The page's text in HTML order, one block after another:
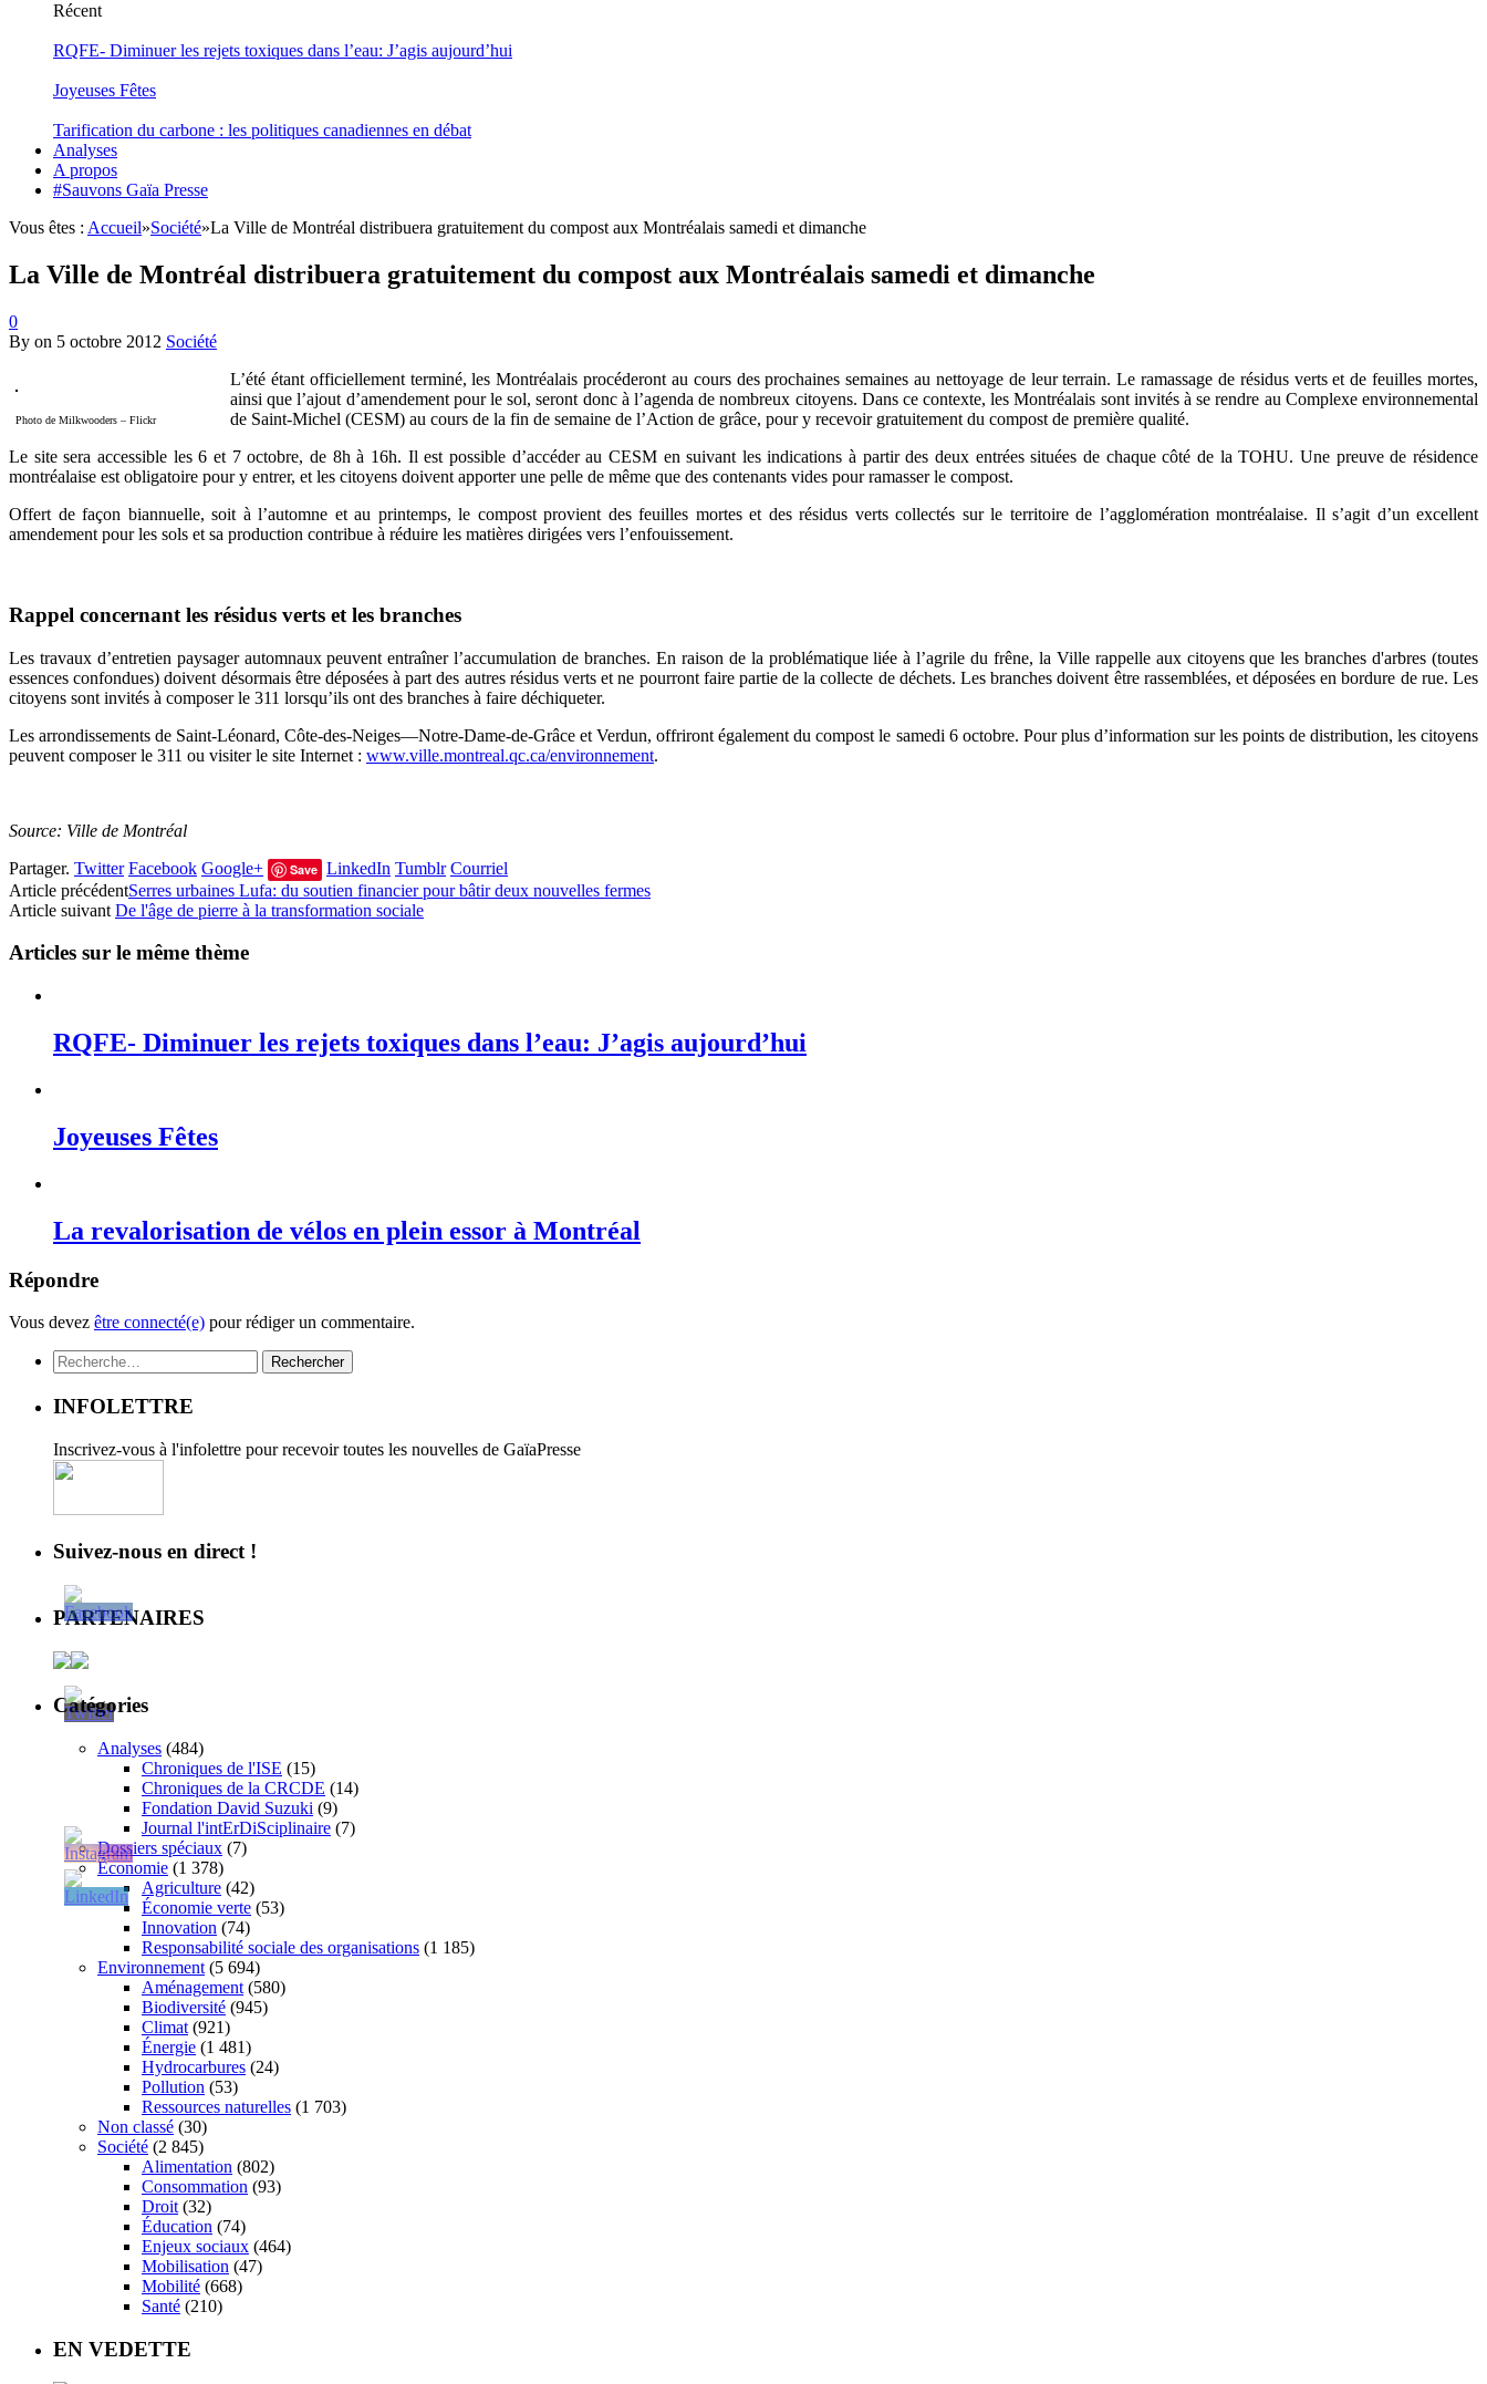
Récent
RQFE- Diminuer les rejets toxiques dans l’eau: J’agis aujourd’hui
Joyeuses Fêtes
Tarification du carbone : les politiques canadiennes en débat
Analyses
A propos
#Sauvons Gaïa Presse
Vous êtes : Accueil»Société»La Ville de Montréal distribuera gratuitement du compost aux Montréalais samedi et dimanche
La Ville de Montréal distribuera gratuitement du compost aux Montréalais samedi et dimanche
0
By on 5 octobre 2012 Société
Photo de Milkwooders – Flickr
L’été étant officiellement terminé, les Montréalais procéderont au cours des prochaines semaines au nettoyage de leur terrain. Le ramassage de résidus verts et de feuilles mortes,
ainsi que l’ajout d’amendement pour le sol, seront donc à l’agenda de nombreux citoyens. Dans ce contexte, les Montréalais sont invités à se rendre au Complexe environnemental
de Saint-Michel (CESM) au cours de la fin de semaine de l’Action de grâce, pour y recevoir gratuitement du compost de première qualité.
Le site sera accessible les 6 et 7 octobre, de 8h à 16h. Il est possible d’accéder au CESM en suivant les indications à partir des deux entrées situées de chaque côté de la TOHU. Une preuve de résidence
montréalaise est obligatoire pour y entrer, et les citoyens doivent apporter une pelle de même que des contenants vides pour ramasser le compost.
Offert de façon biannuelle, soit à l’automne et au printemps, le compost provient des feuilles mortes et des résidus verts collectés sur le territoire de l’agglomération montréalaise. Il s’agit d’un excellent
amendement pour les sols et sa production contribue à réduire les matières dirigées vers l’enfouissement.
Rappel concernant les résidus verts et les branches
Les travaux d’entretien paysager automnaux peuvent entraîner l’accumulation de branches. En raison de la problématique liée à l’agrile du frêne, la Ville rappelle aux citoyens que les branches d'arbres (toutes
essences confondues) doivent désormais être déposées à part des autres résidus verts et ne pourront faire partie de la collecte de déchets. Les branches doivent être rassemblées, et déposées en bordure de rue. Les
citoyens sont invités à composer le 311 lorsqu’ils ont des branches à faire déchiqueter.
Les arrondissements de Saint-Léonard, Côte-des-Neiges—Notre-Dame-de-Grâce et Verdun, offriront également du compost le samedi 6 octobre. Pour plus d’information sur les points de distribution, les citoyens
peuvent composer le 311 ou visiter le site Internet : www.ville.montreal.qc.ca/environnement.
Source: Ville de Montréal
Partager. Twitter Facebook Google+ Save LinkedIn Tumblr Courriel
Article précédentSerres urbaines Lufa: du soutien financier pour bâtir deux nouvelles fermes
Article suivant De l'âge de pierre à la transformation sociale
Articles sur le même thème
RQFE- Diminuer les rejets toxiques dans l’eau: J’agis aujourd’hui
Joyeuses Fêtes
La revalorisation de vélos en plein essor à Montréal
Répondre
Vous devez être connecté(e) pour rédiger un commentaire.
Rechercher :
INFOLETTRE
Inscrivez-vous à l'infolettre pour recevoir toutes les nouvelles de GaïaPresse
Suivez-nous en direct !
PARTENAIRES
Catégories
Analyses (484)
Chroniques de l'ISE (15)
Chroniques de la CRCDE (14)
Fondation David Suzuki (9)
Journal l'intErDiSciplinaire (7)
Dossiers spéciaux (7)
Économie (1 378)
Agriculture (42)
Économie verte (53)
Innovation (74)
Responsabilité sociale des organisations (1 185)
Environnement (5 694)
Aménagement (580)
Biodiversité (945)
Climat (921)
Énergie (1 481)
Hydrocarbures (24)
Pollution (53)
Ressources naturelles (1 703)
Non classé (30)
Société (2 845)
Alimentation (802)
Consommation (93)
Droit (32)
Éducation (74)
Enjeux sociaux (464)
Mobilisation (47)
Mobilité (668)
Santé (210)
EN VEDETTE